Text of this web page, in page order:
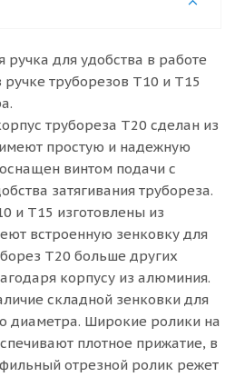
для удобства в работе
ручке труборезов Т10 и Т15
трубореза Т20 сделан из
простую и надежную
винтом подачи с
затягивания трубореза.
и Т15 изготовлены из
встроенную зенковку для
Т20 больше других
корпусу из алюминия.
складной зенковки для
диаметра. Широкие ролики на
плотное прижатие, в
отрезной ролик режет